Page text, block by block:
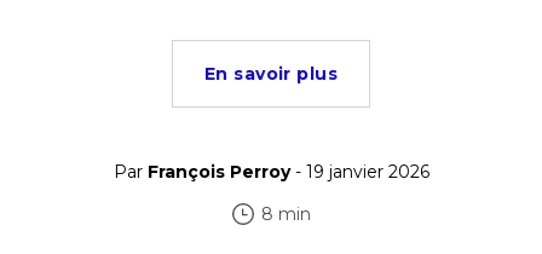
En savoir plus
Par François Perroy- 19 janvier 2026
8 min